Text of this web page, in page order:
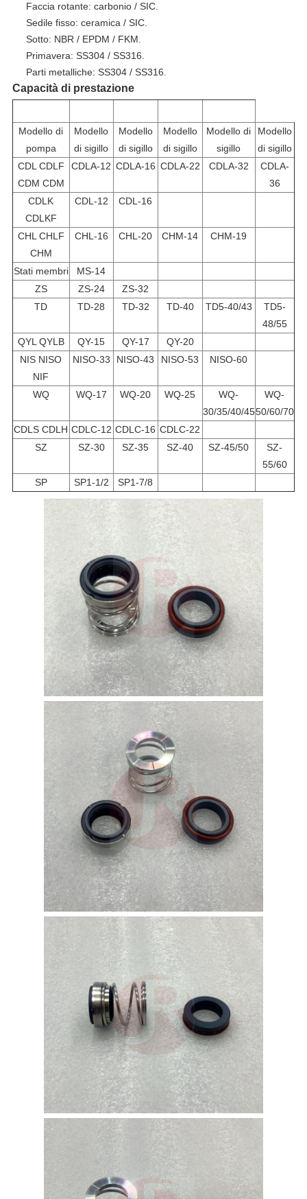
Faccia rotante: carbonio / SIC.
Sedile fisso: ceramica / SIC.
Sotto: NBR / EPDM / FKM.
Primavera: SS304 / SS316.
Parti metalliche: SS304 / SS316.
Capacità di prestazione
Modello di
pompa
Modello
di sigillo
Modello
di sigillo
Modello
di sigillo
Modello di
sigillo
Modello
di sigillo
CDL CDLF
CDM CDM
CDLA-12 CDLA-16 CDLA-22 CDLA-32
CDLA-
36
CDLK
CDLKF
CDL-12 CDL-16
CHL CHLF
CHM
CHL-16 CHL-20 CHM-14 CHM-19
Stati membri
MS-14
ZS
ZS-24
ZS-32
TD
TD-28 TD-32 TD-40 TD5-40/43
TD5-
48/55
QYL QYLB
QY-15 QY-17
QY-20
NIS NISO
NIF
NISO-33 NISO-43 NISO-53 NISO-60
WQ WQ-17 WQ-20 WQ-25
WQ-
30/35/40/45
WQ-
50/60/70
CDLS CDLH CDLC-12 CDLC-16 CDLC-22
SZ
SZ-30 SZ-35 SZ-40 SZ-45/50
SZ-
55/60
SP
SP1-1/2 SP1-7/8